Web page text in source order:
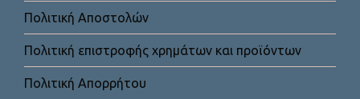
Πολιτική Αποστολών
Πολιτική επιστροφής χρημάτων και προϊόντων
Πολιτική Απορρήτου